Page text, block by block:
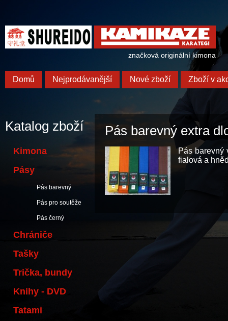
značková originální kimona
Domů Nejprodávanější Nové zboží Zboží v
Katalog zboží
Kimona
Pásy
Pás barevný
Pás pro soutěže
Pás černý
Chrániče
Tašky
Trička, bundy
Knihy - DVD
Tatami
Pás barevný extra
Pás barevný
fialová a